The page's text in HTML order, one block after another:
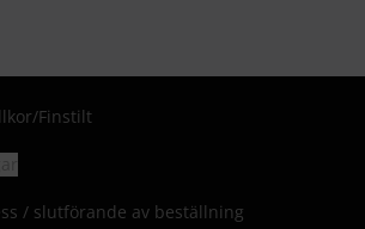
/Finstilt
/ slutförande av beställning